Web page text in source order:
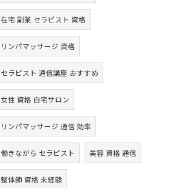
在宅 副業 セラピスト 資格
リンパマッサージ 資格
セラピスト 通信講座 おすすめ
女性 資格 自宅サロン
リンパマッサージ 通信 効率
働きながら セラピスト 美容 資格 通信
整体師 資格 未経験